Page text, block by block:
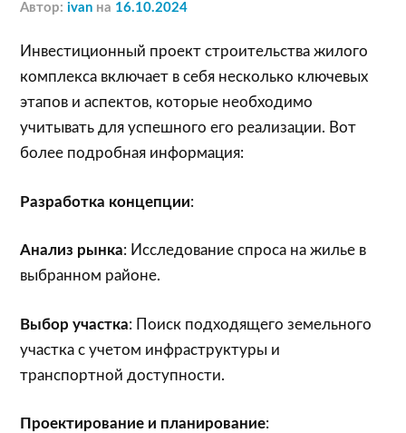
Автор:ivan на 16.10.2024
Инвестиционный проект строительства жилого
комплекса включает в себя несколько ключевых
этапов и аспектов, которые необходимо
учитывать для успешного его реализации. Вот
более подробная информация:
Разработка концепции:
Анализ рынка: Исследование спроса на жилье в
выбранном районе.
Выбор участка: Поиск подходящего земельного
участка с учетом инфраструктуры и
транспортной доступности.
Проектирование и планирование: